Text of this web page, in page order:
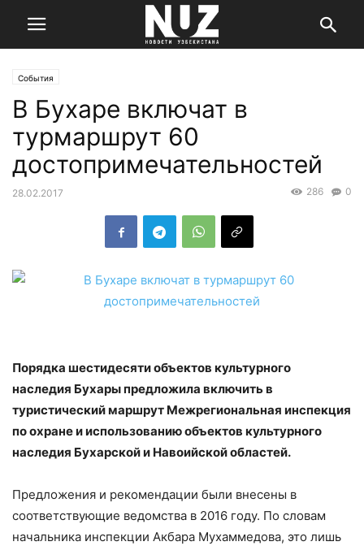
События
В Бухаре включат в
турмаршрут 60
достопримечательностей
28.02.2017 0
286
Порядка шестидесяти объектов культурного
наследия Бухары предложила включить в
туристический маршрут Межрегиональная инспекция
по охране и использованию объектов культурного
наследия Бухарской и Навоийской областей.
Предложения и рекомендации были внесены в
соответствующие ведомства в 2016 году. По словам
начальника инспекции Акбара Мухаммедова, это лишь